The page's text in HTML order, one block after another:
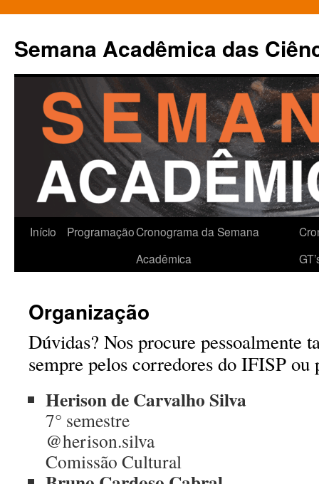
o
conteúdo
Semana Acadêmica das
Início ProgramaçãoCronograma da Semana
Acadêmica
Organização
Dúvidas? Nos procure pessoalmente
sempre pelos corredores do IFISP ou
Herison de Carvalho Silva
7° semestre
@herison.silva
Comissão Cultural